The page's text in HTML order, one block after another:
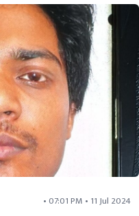
• 07:01 PM • 11 Jul 2024